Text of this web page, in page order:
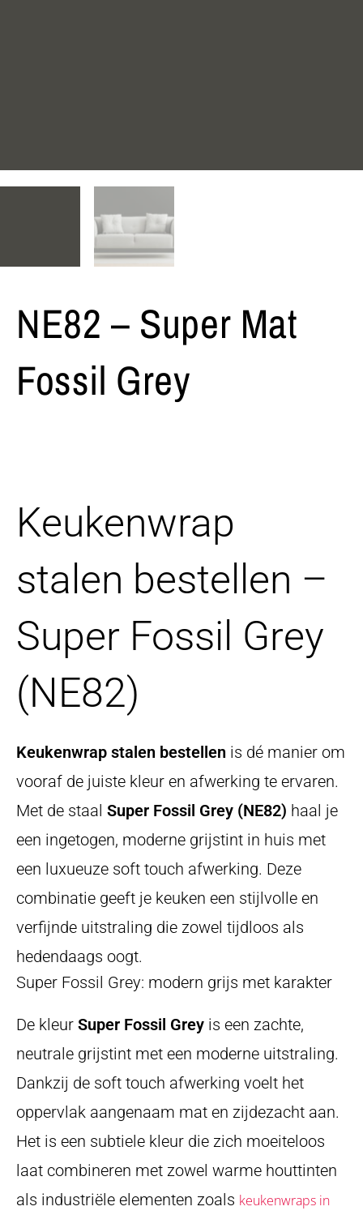
NE82 – Super Mat
Fossil Grey
Keukenwrap
stalen bestellen –
Super Fossil Grey
(NE82)
Keukenwrap stalen bestellen is dé manier om
vooraf de juiste kleur en afwerking te ervaren.
Met de staal Super Fossil Grey (NE82) haal je
een ingetogen, moderne grijstint in huis met
een luxueuze soft touch afwerking. Deze
combinatie geeft je keuken een stijlvolle en
verfijnde uitstraling die zowel tijdloos als
hedendaags oogt.
Super Fossil Grey: modern grijs met karakter
De kleur Super Fossil Grey is een zachte,
neutrale grijstint met een moderne uitstraling.
Dankzij de soft touch afwerking voelt het
oppervlak aangenaam mat en zijdezacht aan.
Het is een subtiele kleur die zich moeiteloos
laat combineren met zowel warme houttinten
als industriële elementen zoals keukenwraps in